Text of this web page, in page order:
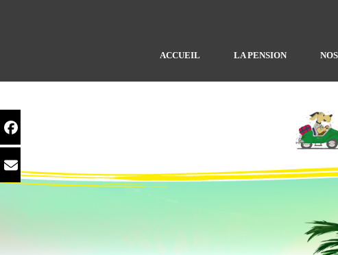
ACCUEIL LA PENSION